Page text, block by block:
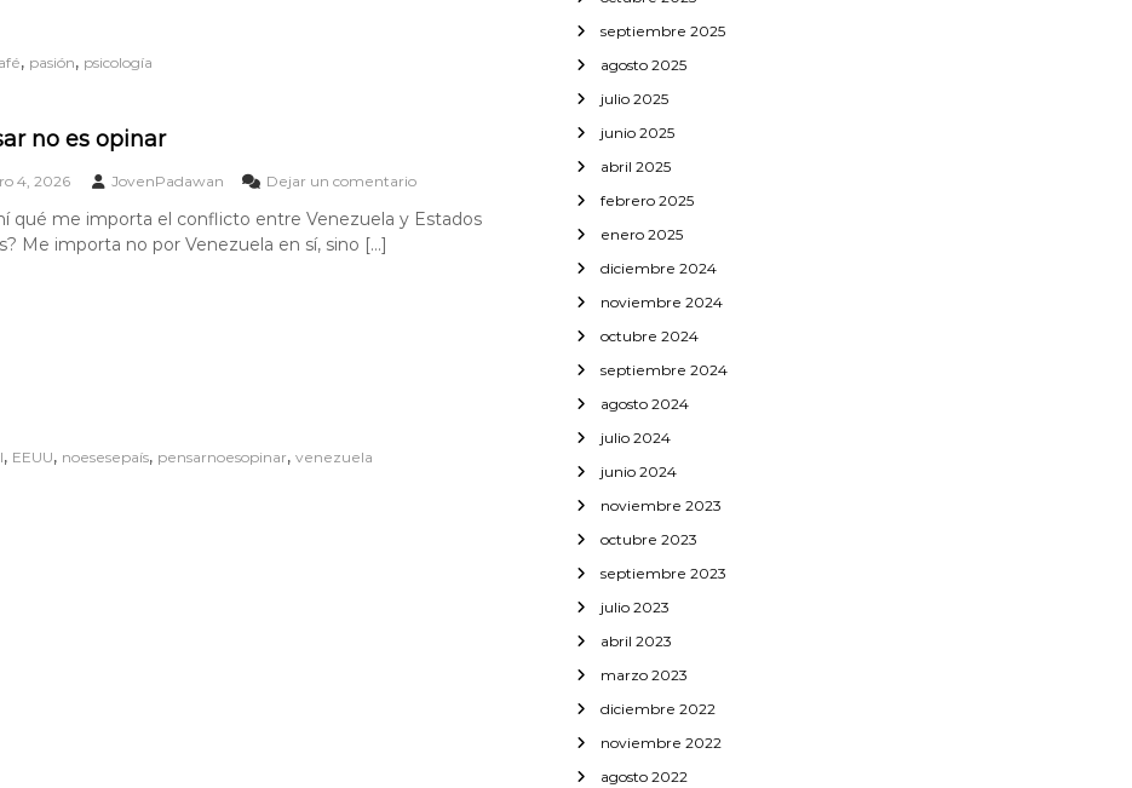
, pasión, psicología
no es opinar
4, 2026 JovenPadawan Dejar un comentarioe
P
qué me importa el conflicto entre Venezuela y Estados
Me importa no por Venezuela en sí, sino […]
, EEUU, noesesepaís, pensarnoesopinar, venezuela
septiembre 2025
agosto 2025
julio 2025
junio 2025
abril 2025
febrero 2025
enero 2025
diciembre 2024
noviembre 2024
octubre 2024
septiembre 2024
agosto 2024
julio 2024
junio 2024
noviembre 2023
octubre 2023
septiembre 2023
julio 2023
abril 2023
marzo 2023
diciembre 2022
noviembre 2022
agosto 2022